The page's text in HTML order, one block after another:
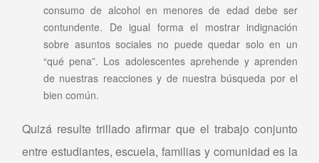
consumo de alcohol en menores de edad debe ser
contundente. De igual forma el mostrar indignación
sobre asuntos sociales no puede quedar solo en un
“qué pena”. Los adolescentes aprehende y aprenden
de nuestras reacciones y de nuestra búsqueda por el
bien común.
Quizá resulte trillado afirmar que el trabajo conjunto
entre estudiantes, escuela, familias y comunidad es la